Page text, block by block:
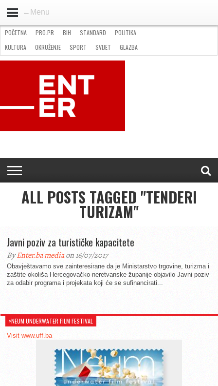
←Menu
STANDARD
GOSPODARSTVO
OKRUŽENJE
POČETNA PRO.PR BIH STANDARD
POLITIKA
KULTURA
OKRUŽENJE SPORT SVIJET
GLAZBA
NATJEČAJI
FILMING LOCATION IN BH KONTAKT
ALL POSTS TAGGED "TENDERI
TURIZAM"
Javni poziv za turističke kapacitete
ByEnter.ba mediaon 16/07/2017
Obavještavamo sve zainteresirane da je Ministarstvo trgovine, turizma i
zaštite okoliša Hercegovačko-neretvanske županije objavilo Javni poziv
za odabir programa i projekata koji će se sufinancirati...
>NEUM UNDERWATER FILM FESTIVAL
Visit www.uff.ba